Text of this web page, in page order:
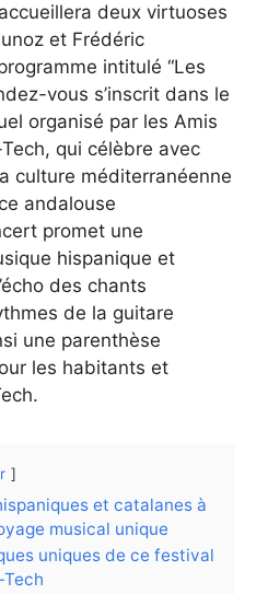
deux virtuoses
et Frédéric
intitulé “Les
vous s’inscrit dans le
organisé par les Amis
Tech, qui célèbre avec
culture méditerranéenne
andalouse
promet une
hispanique et
des chants
de la guitare
une parenthèse
les habitants et
et catalanes à
musical unique
uniques de ce festival